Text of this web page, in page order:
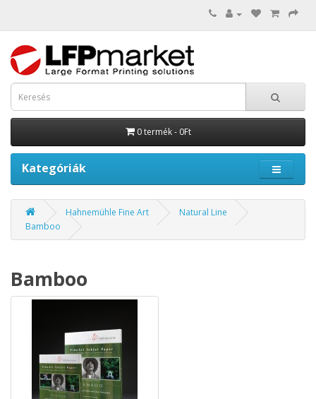
0 termék - 0Ft
Kategóriák
Hahnemühle Fine Art
Natural Line
Bamboo
Bamboo